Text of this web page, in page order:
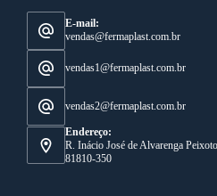
E-mail:
vendas@fermaplast.com.br
vendas1@fermaplast.com.br
vendas2@fermaplast.com.br
Endereço:
R. Inácio José de Alvarenga
81810-350